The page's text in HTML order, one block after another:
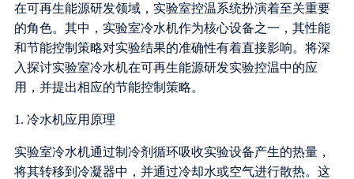
在可再生能源研发领域，实验室控温系统扮演着至关重要
的角色。其中，实验室冷水机作为核心设备之一，其性能
和节能控制策略对实验结果的准确性有着直接影响。将深
入探讨实验室冷水机在可再生能源研发实验控温中的应
用，并提出相应的节能控制策略。
1. 冷水机应用原理
实验室冷水机通过制冷剂循环吸收实验设备产生的热量，
将其转移到冷凝器中，并通过冷却水或空气进行散热。这